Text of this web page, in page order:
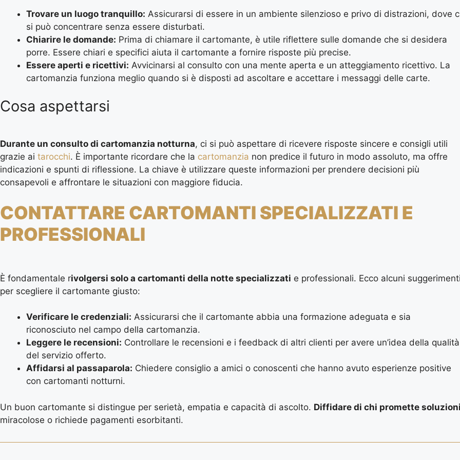
Trovare un luogo tranquillo: Assicurarsi di essere in un ambiente silenzioso e privo di distrazioni, dove
si può concentrare senza essere disturbati.
Chiarire le domande: Prima di chiamare il cartomante, è utile riflettere sulle domande che si desidera
porre. Essere chiari e specifici aiuta il cartomante a fornire risposte più precise.
Essere aperti e ricettivi: Avvicinarsi al consulto con una mente aperta e un atteggiamento ricettivo. La
cartomanzia funziona meglio quando si è disposti ad ascoltare e accettare i messaggi delle carte.
Cosa aspettarsi
Durante un consulto di cartomanzia notturna, ci si può aspettare di ricevere risposte sincere e consigli utili
grazie ai tarocchi. È importante ricordare che la cartomanzia non predice il futuro in modo assoluto, ma offre
indicazioni e spunti di riflessione. La chiave è utilizzare queste informazioni per prendere decisioni più
consapevoli e affrontare le situazioni con maggiore fiducia.
CONTATTARE CARTOMANTI SPECIALIZZATI E
PROFESSIONALI
È fondamentale rivolgersi solo a cartomanti della notte specializzati e professionali. Ecco alcuni
per scegliere il cartomante giusto:
Verificare le credenziali: Assicurarsi che il cartomante abbia una formazione adeguata e sia
riconosciuto nel campo della cartomanzia.
Leggere le recensioni: Controllare le recensioni e i feedback di altri clienti per avere un’idea della qualità
del servizio offerto.
Affidarsi al passaparola: Chiedere consiglio a amici o conoscenti che hanno avuto esperienze positive
con cartomanti notturni.
Un buon cartomante si distingue per serietà, empatia e capacità di ascolto. Diffidare di chi promette
miracolose o richiede pagamenti esorbitanti.